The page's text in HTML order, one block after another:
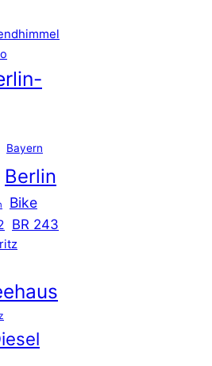
Bayern
Berlin
Bike
BR 243